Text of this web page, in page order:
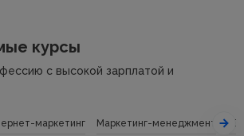
курсы
с высокой зарплатой и
маркетинг Маркетинг-менеджмент